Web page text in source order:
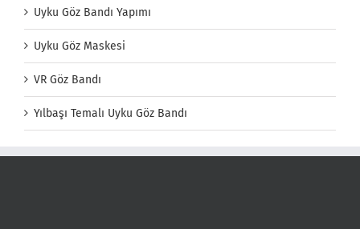
Uyku Göz Bandı Yapımı
Uyku Göz Maskesi
VR Göz Bandı
Yılbaşı Temalı Uyku Göz Bandı